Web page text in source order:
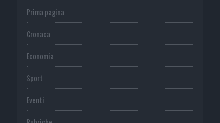
Prima pagina
Cronaca
Economia
Sport
Eventi